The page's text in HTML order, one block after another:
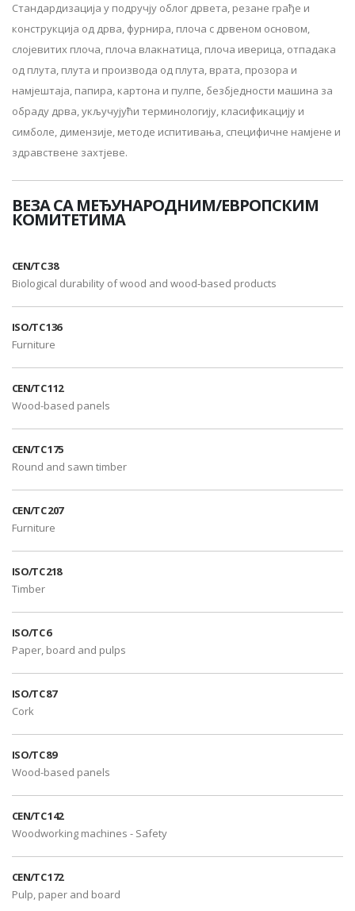
Стандардизација у подручју облог дрвета, резане грађе и
конструкција од дрва, фурнира, плоча с дрвеном основом,
слојевитих плоча, плоча влакнатица, плоча иверица, отпадака
од плута, плута и производа од плута, врата, прозора и
намјештаја, папира, картона и пулпе, безбједности машина за
обраду дрва, укључујући терминологију, класификацију и
симболе, димензије, методе испитивања, специфичне намјене и
здравствене захтјеве.
ВЕЗА СА МЕЂУНАРОДНИМ/ЕВРОПСКИМ
КОМИТЕТИМА
CEN/TC 38
Biological durability of wood and wood-based products
ISO/TC 136
Furniture
CEN/TC 112
Wood-based panels
CEN/TC 175
Round and sawn timber
CEN/TC 207
Furniture
ISO/TC 218
Timber
ISO/TC 6
Paper, board and pulps
ISO/TC 87
Cork
ISO/TC 89
Wood-based panels
CEN/TC 142
Woodworking machines - Safety
CEN/TC 172
Pulp, paper and board